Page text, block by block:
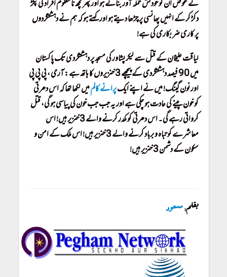
کے عوض ان کو خودکش حملہ آور بناتے ہو اور پھر کچھ نامعلوم افراد کی پکڑ
دکڑ کر کے انہیں پھانسی پر چڑھا دیتے ہو اور کہتے ہو کہ ہم نے دہشتگردوں
پر کاری ضربکاری کی ہے!
لیاقت علیخان کے قتل سے لیکر پشاور کی مسجد پر دہشتگردی تک پاکستان
میں 90 فیصد دہشتگردی کے پیچھے 3 خنزیروں کا ہاتھ ہے: آرمی ، پی پی پی
اور نون گینگ! میں نے اپنے ایکپرانے کالممیں لکھا تھا کہ اس دھرتی
کو خون پینے کی عادت ہو چکی ہے اور یہ جب جب خون کی پیاسی ہو گی، قتل
کرواتی رہے گی۔ اس دھرتی کو مکدر کرنے والے 3 خنزیر ہیں! اس
معاشرے کو تباہ و برباد کرنے والے 3 خنزیر ہیں! اس ملک کے امن و
سکون کے دشمن 3 خنزیر ہیں!
بقلم:مسعود